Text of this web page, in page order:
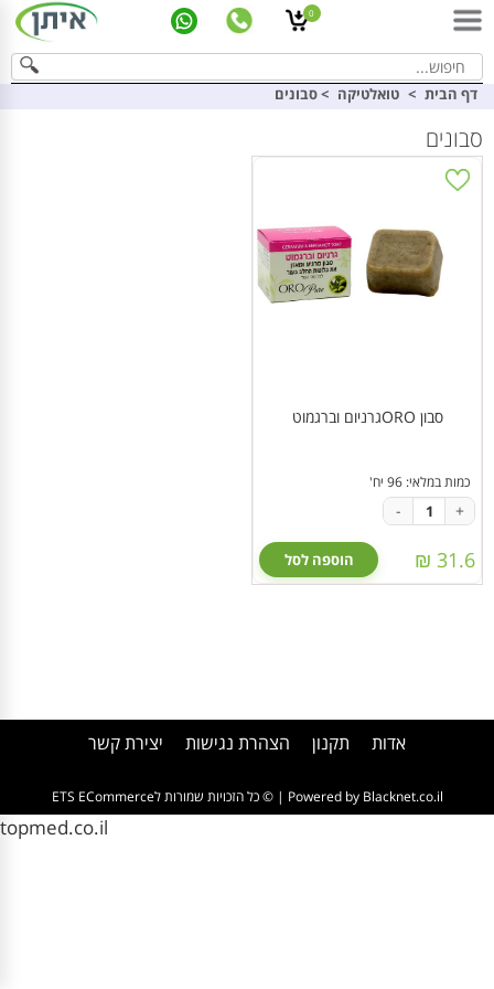
דף הבית > טואלטיקה >סבונים
סבונים
סבון OROגרניום וברגמוט
כמות במלאי: 96 יח'
31.6 ₪
- +
הוספה לסל
אדות תקנון הצהרת נגישות יצירת קשר
Powered by Blacknet.co.il | © כל הזכויות שמורות לETS ECommerce
topmed.co.il